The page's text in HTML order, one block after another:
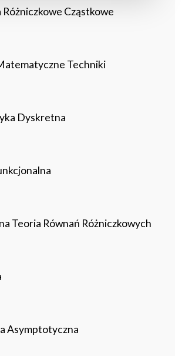
Różniczkowe Cząstkowe
Techniki
Dyskretna
Teoria Równań Różniczkowych
Asymptotyczna